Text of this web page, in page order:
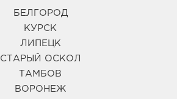
БЕЛГОРОД
КУРСК
ЛИПЕЦК
СТАРЫЙ ОСКОЛ
ТАМБОВ
ВОРОНЕЖ